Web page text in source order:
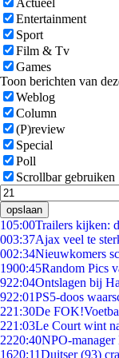
Actueel
Entertainment
Sport
Film & Tv
Games
Toon berichten van
Weblog
Column
(P)review
Special
Poll
Scrollbar gebruiken
opslaan
105:00Trailers kijken:
003:37Ajax veel te
002:34Nieuwkomers
1900:45Random Pics
922:04Ontslagen bij
922:01PS5-doos
221:30De
221:03Le Court wint
2220:40NPO-manager
1620:11Duitser (93)